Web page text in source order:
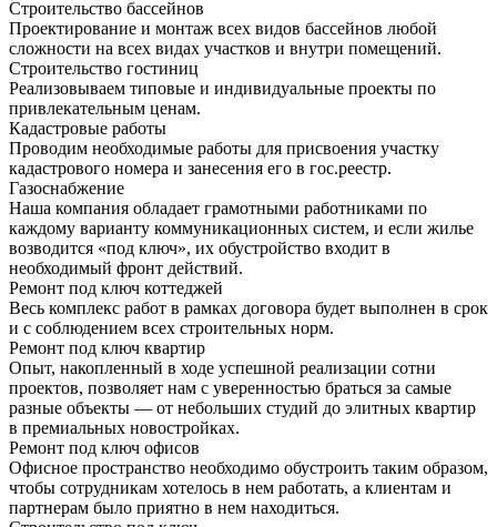
Строительство бассейнов
Проектирование и монтаж всех видов бассейнов любой
сложности на всех видах участков и внутри помещений.
Строительство гостиниц
Реализовываем типовые и индивидуальные проекты по
привлекательным ценам.
Кадастровые работы
Проводим необходимые работы для присвоения участку
кадастрового номера и занесения его в гос.реестр.
Газоснабжение
Наша компания обладает грамотными работниками по
каждому варианту коммуникационных систем, и если жилье
возводится «под ключ», их обустройство входит в
необходимый фронт действий.
Ремонт под ключ коттеджей
Весь комплекс работ в рамках договора будет выполнен в срок
и с соблюдением всех строительных норм.
Ремонт под ключ квартир
Опыт, накопленный в ходе успешной реализации сотни
проектов, позволяет нам с уверенностью браться за самые
разные объекты — от небольших студий до элитных квартир
в премиальных новостройках.
Ремонт под ключ офисов
Офисное пространство необходимо обустроить таким образом,
чтобы сотрудникам хотелось в нем работать, а клиентам и
партнерам было приятно в нем находиться.